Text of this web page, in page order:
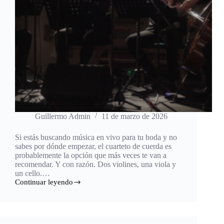
Guillermo Admin 11 de marzo de 2026
Si estás buscando música en vivo para tu boda y no
sabes por dónde empezar, el cuarteto de cuerda es
probablemente la opción que más veces te van a
recomendar. Y con razón. Dos violines, una viola y
un cello.…
Continuar leyendo